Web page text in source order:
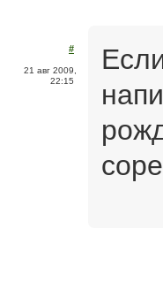
#
21 авг 2009,
22:15